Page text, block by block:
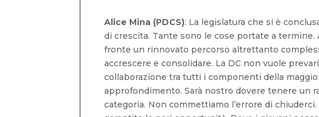
Alice Mina (PDCS): La legislatura che si è
di crescita. Tante sono le cose portate a
fronte un rinnovato percorso altrettanto
accrescere e consolidare. La DC non vuole
collaborazione tra tutti i componenti della
approfondimento. Sarà nostro dovere tenere un
categoria. Non commettiamo l’errore di